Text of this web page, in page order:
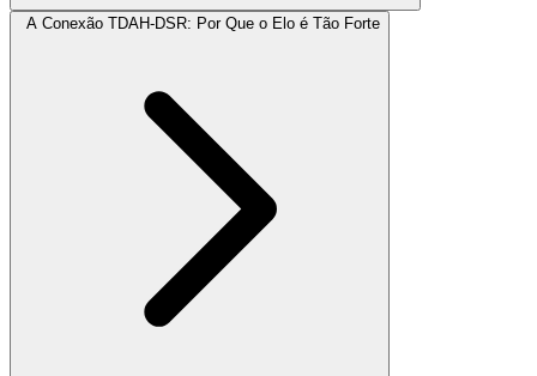
A Conexão TDAH-DSR: Por Que o Elo é Tão Forte